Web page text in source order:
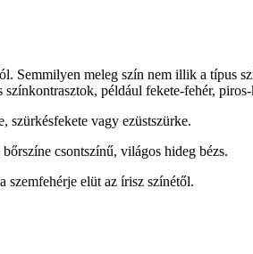
Semmilyen meleg szín nem illik a típus
például fekete-fehér,
szürkésfekete vagy ezüstszürke.
csontszínű, világos hideg bézs.
szemfehérje elüt az írisz színétől.